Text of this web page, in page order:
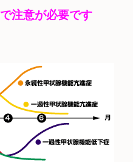
注意が必要です